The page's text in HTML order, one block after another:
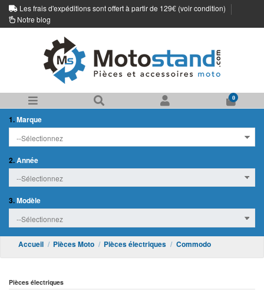
Les frais d'expéditions sont offert à partir de 129€ (voir condition)
Notre blog
0
1.Marque
2.Année
3.Modèle
Accueil Pièces Moto Pièces électriques Commodo
Pièces électriques